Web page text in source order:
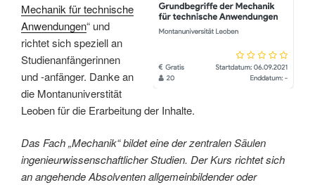
Mechanik für technische
Anwendungen“ und
richtet sich speziell an
Studienanfängerinnen
und -anfänger. Danke an
die Montanuniverstität
Leoben für die Erarbeitung der Inhalte.
Das Fach „Mechanik“ bildet eine der zentralen Säulen
ingenieurwissenschaftlicher Studien. Der Kurs richtet sich
an angehende Absolventen allgemeinbildender oder